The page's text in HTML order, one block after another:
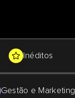
Inéditos
Gestão e Marketing